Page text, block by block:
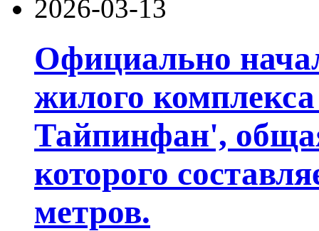
2026-03-13
Официально
жилого
Тайпинфан',
которого
метров.